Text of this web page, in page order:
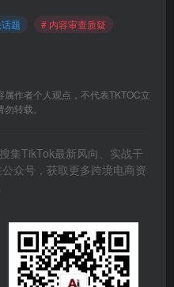
题
# 内容审查质疑
作者个人观点，不代表TKTOC立
转载。
集TikTok最新风向、实战干
众号，获取更多跨境电商资